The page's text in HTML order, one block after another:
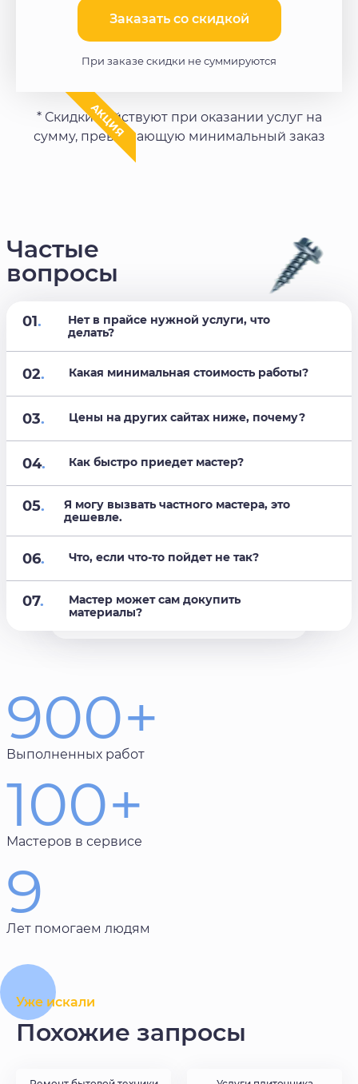
Заказать со скидкой​
При заказе скидки не суммируются
АКЦИЯ
* Скидки действуют при оказании услуг на
сумму, превышающую минимальный заказ
Частые
вопросы
01.
Нет в прайсе нужной услуги, что
делать?
02. Какая минимальная стоимость работы?
03. Цены на других сайтах ниже, почему?
04. Как быстро приедет мастер?
05.
Я могу вызвать частного мастера, это
дешевле.
06. Что, если что-то пойдет не так?
07.
Мастер может сам докупить
материалы?
900+
Выполненных работ
100+
Мастеров в сервисе
9
Лет помогаем людям
Уже искали
Похожие запросы